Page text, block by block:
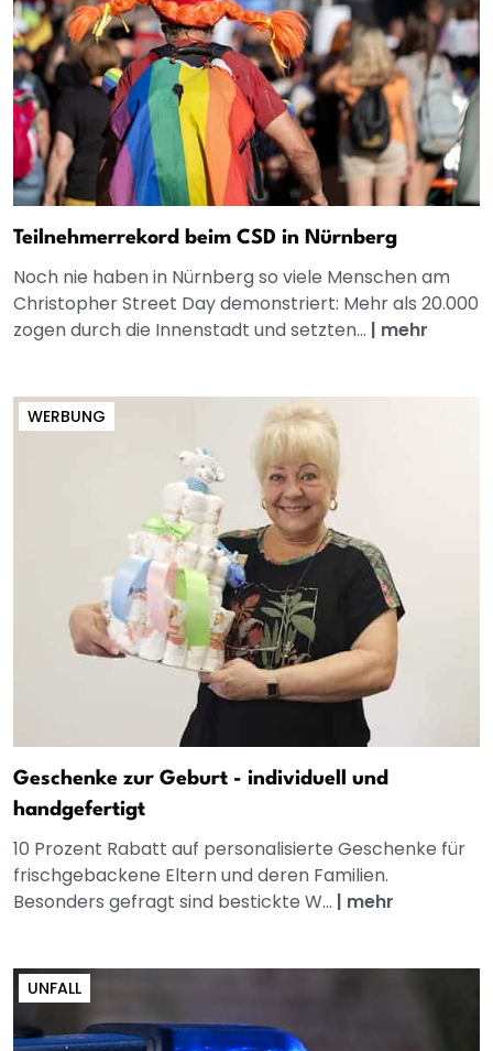
Teilnehmerrekord beim CSD in Nürnberg
Noch nie haben in Nürnberg so viele Menschen am
Christopher Street Day demonstriert: Mehr als 20.000
zogen durch die Innenstadt und setzten... | mehr
WERBUNG
Geschenke zur Geburt - individuell und
handgefertigt
10 Prozent Rabatt auf personalisierte Geschenke für
frischgebackene Eltern und deren Familien.
Besonders gefragt sind bestickte W... | mehr
UNFALL